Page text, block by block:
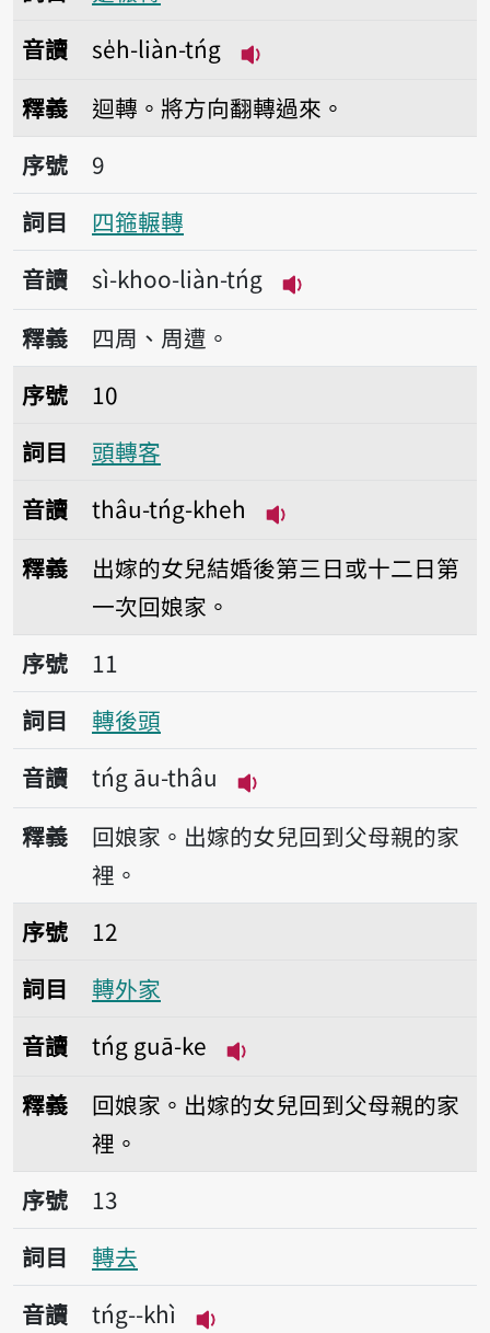
音讀
se̍h-liàn-tńg
釋義
迴轉。將方向翻轉過來。
序號9四箍輾轉
序號
9
詞目
四箍輾轉
音讀
sì-khoo-liàn-tńg
播放音讀sì-khoo-
釋義
四周、周遭。
序號10頭轉客
序號
10
詞目
頭轉客
音讀
thâu-tńg-kheh
釋義
出嫁的女兒結婚後第三日或十二日第
一次回娘家。
序號11轉後頭
序號
11
詞目
轉後頭
音讀
tńg āu-thâu
播放音讀tńg āu-thâu
釋義
回娘家。出嫁的女兒回到父母親的家
裡。
序號12轉外家
序號
12
詞目
轉外家
音讀
tńg guā-ke
釋義
回娘家。出嫁的女兒回到父母親的家
裡。
序號13轉去
序號
13
詞目
轉去
音讀
tńg--khì